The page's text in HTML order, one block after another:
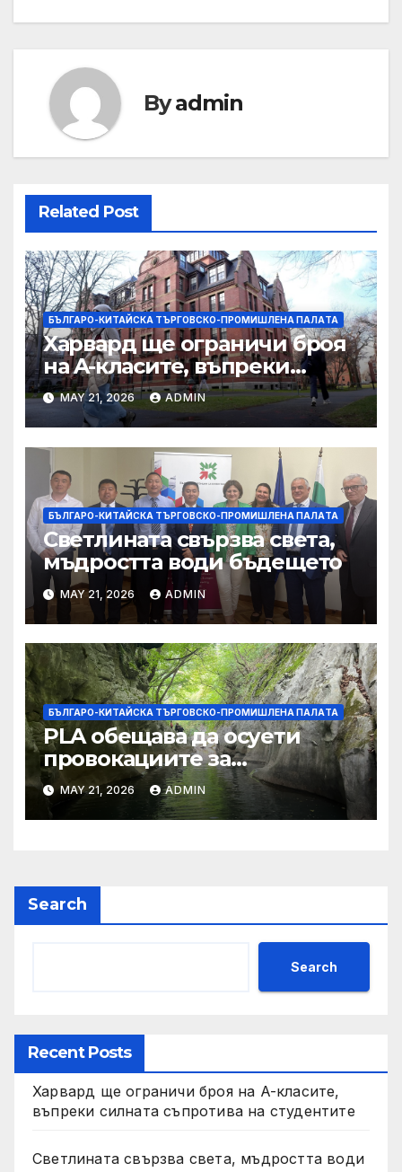
Byadmin
Related Post
БЪЛГАРО-КИТАЙСКА ТЪРГОВСКО-ПРОМИШЛЕНА ПАЛAТА
Харвард ще ограничи броя
на A-класите, въпреки
силната съпротива на
студентите
MAY 21, 2026 ADMIN
БЪЛГАРО-КИТАЙСКА ТЪРГОВСКО-ПРОМИШЛЕНА ПАЛAТА
Светлината свързва света,
мъдростта води бъдещето
MAY 21, 2026 ADMIN
БЪЛГАРО-КИТАЙСКА ТЪРГОВСКО-ПРОМИШЛЕНА ПАЛAТА
PLA обещава да осуети
провокациите за
„независимост на Тайван“.
MAY 21, 2026 ADMIN
Search
Search
Recent Posts
Харвард ще ограничи броя на A-класите,
въпреки силната съпротива на студентите
Светлината свързва света, мъдростта води